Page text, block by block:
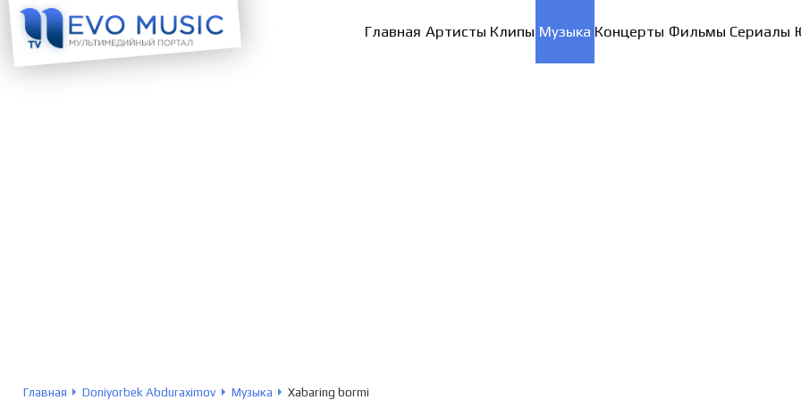
Главная Артисты Клипы Музыка Концерты Фильмы Сериалы
Главная Doniyorbek Abduraximov Музыка Xabaring bormi